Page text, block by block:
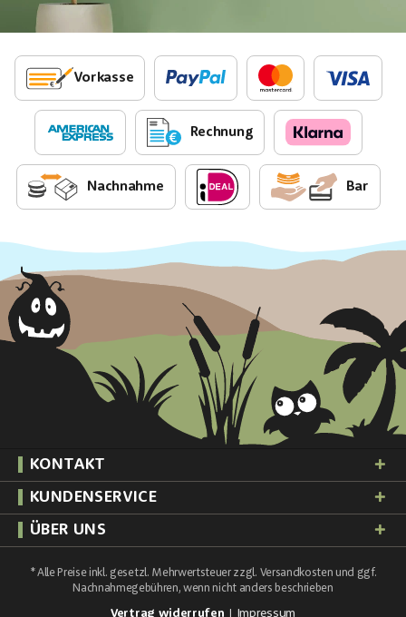
Vorkasse
Rechnung
Nachnahme Bar
KONTAKT
KUNDENSERVICE
ÜBER UNS
* Alle Preise inkl. gesetzl. Mehrwertsteuer zzgl. Versandkosten und ggf.
Nachnahmegebühren, wenn nicht anders beschrieben
Vertrag widerrufen Impressum